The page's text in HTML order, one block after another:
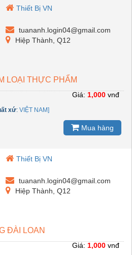
Thiết Bị VN
tuananh.login04@gmail.com
Hiệp Thành, Q12
LOẠI THỰC PHẨM
xứ: VIỆT NAM]
Giá: 1,000 vnđ
Mua hàng
Thiết Bị VN
tuananh.login04@gmail.com
Hiệp Thành, Q12
ĐÀI LOAN
Giá: 1,000 vnđ